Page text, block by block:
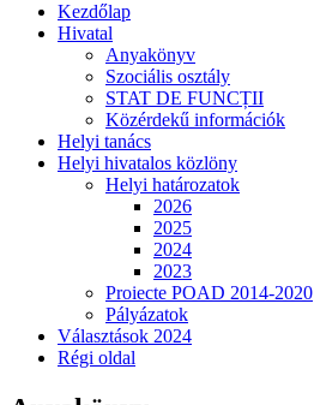
Kezdőlap
Hivatal
Anyakönyv
Szociális osztály
STAT DE FUNCȚII
Közérdekű információk
Helyi tanács
Helyi hivatalos közlöny
Helyi határozatok
2026
2025
2024
2023
Proiecte POAD 2014-2020
Pályázatok
Választások 2024
Régi oldal